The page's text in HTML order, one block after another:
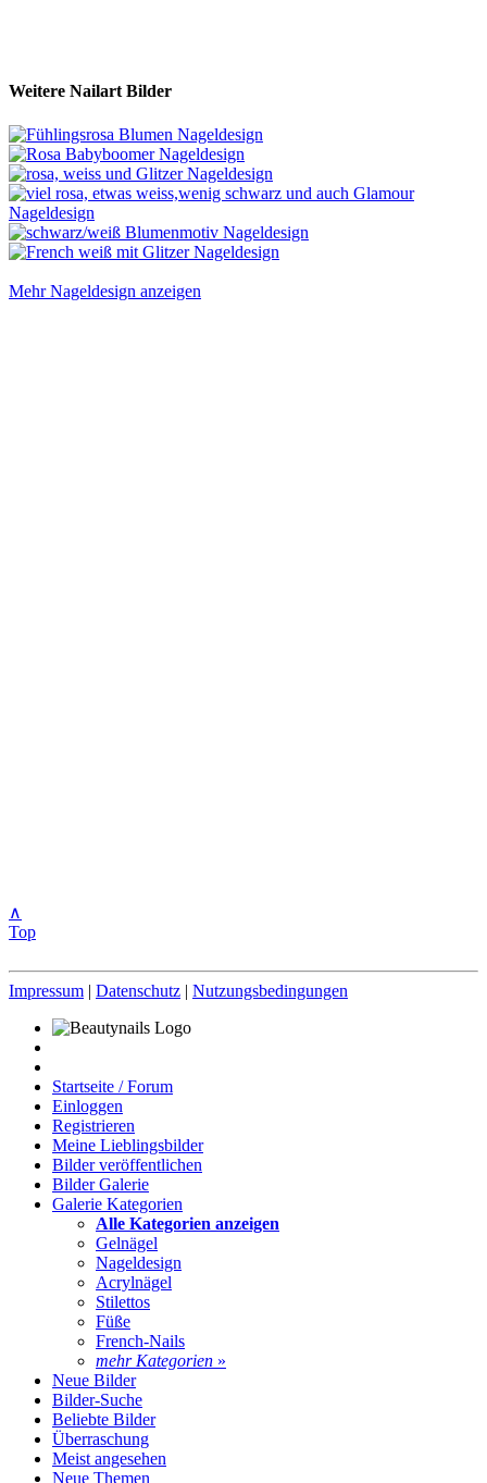
Weitere Nailart Bilder
Mehr Nageldesign anzeigen
∧
Top
Impressum | Datenschutz | Nutzungsbedingungen
Startseite / Forum
Einloggen
Registrieren
Meine Lieblingsbilder
Bilder veröffentlichen
Bilder Galerie
Galerie Kategorien
Alle Kategorien anzeigen
Gelnägel
Nageldesign
Acrylnägel
Stilettos
Füße
French-Nails
mehr Kategorien »
Neue Bilder
Bilder-Suche
Beliebte Bilder
Überraschung
Meist angesehen
Neue Themen